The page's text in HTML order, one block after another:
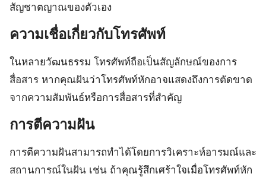
สัญชาตญาณของตัวเอง
ความเชื่อเกี่ยวกับโทรศัพท์
ในหลายวัฒนธรรม โทรศัพท์ถือเป็นสัญลักษณ์ของการ
สื่อสาร หากคุณฝันว่าโทรศัพท์หักอาจแสดงถึงการตัดขาด
จากความสัมพันธ์หรือการสื่อสารที่สำคัญ
การตีความฝัน
การตีความฝันสามารถทำได้โดยการวิเคราะห์อารมณ์และ
สถานการณ์ในฝัน เช่น ถ้าคุณรู้สึกเศร้าใจเมื่อโทรศัพท์หัก